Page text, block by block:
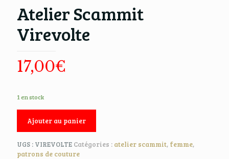
Atelier Scammit
Virevolte
17,00€
1 en stock
Ajouter au panier
UGS : VIREVOLTE Catégories : atelier scammit, femme,
patrons de couture